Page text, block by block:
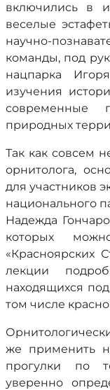
включились в
веселые
научно-
команды, под
нацпарка
изучения
современные
природных
Так как совсем
орнитолога,
для участников
национального
Надежда
которых
«Красноярских
лекции
находящихся
том числе
же применить
прогулки по
уверенно